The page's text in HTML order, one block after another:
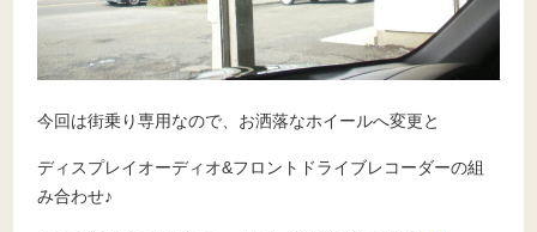
今回は街乗り専用なので、お洒落なホイールへ変更と
ディスプレイオーディオ&フロントドライブレコーダーの組
み合わせ♪